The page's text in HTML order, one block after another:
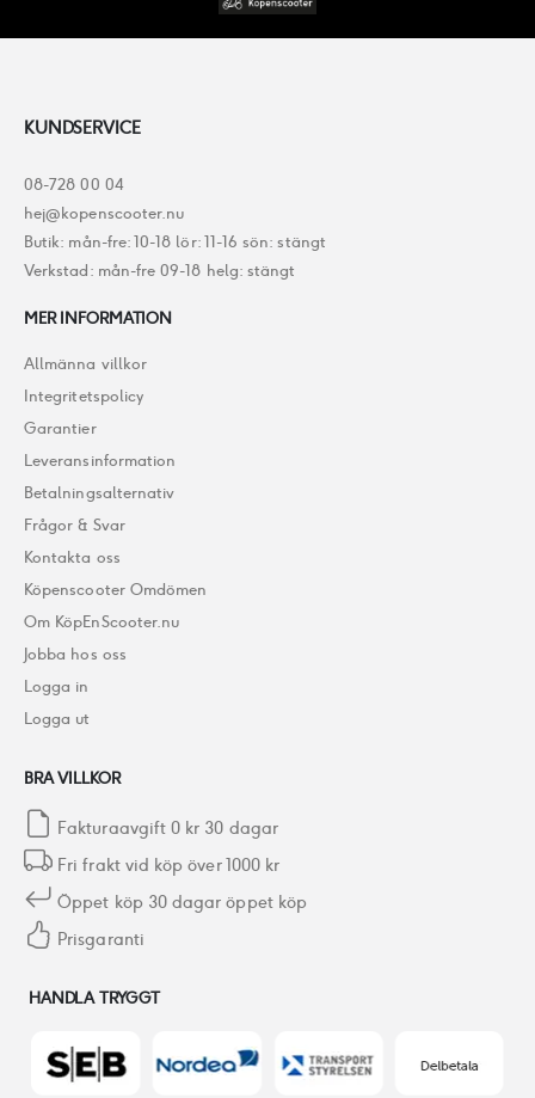
KUNDSERVICE
08-728 00 04
hej@kopenscooter.nu
Butik: mån-fre: 10-18 lör: 11-16 sön: stängt
Verkstad: mån-fre 09-18 helg: stängt
MER INFORMATION
Allmänna villkor
Integritetspolicy
Garantier
Leveransinformation
Betalningsalternativ
Frågor & Svar
Kontakta oss
Köpenscooter Omdömen
Om KöpEnScooter.nu
Jobba hos oss
Logga in
Logga ut
BRA VILLKOR
Fakturaavgift 0 kr 30 dagar
Fri frakt vid köp över 1000 kr
Öppet köp 30 dagar öppet köp
Prisgaranti
HANDLA TRYGGT